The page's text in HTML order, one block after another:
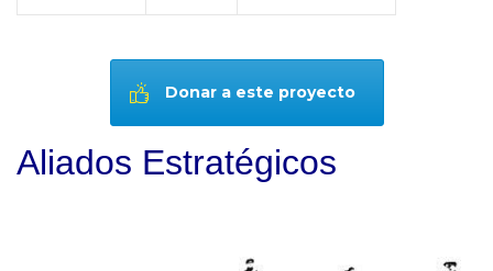
Donar a este proyecto
Aliados Estratégicos